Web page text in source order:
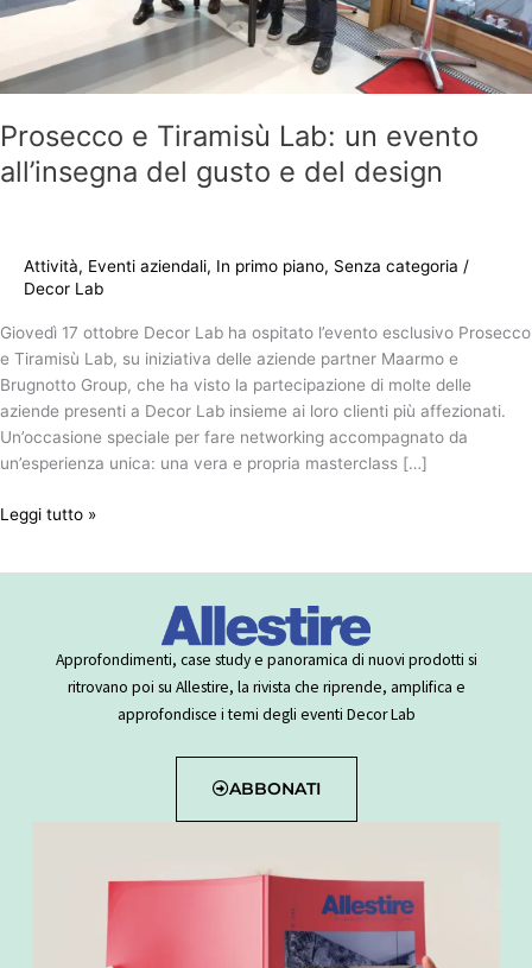
Prosecco e Tiramisù Lab: un evento
all’insegna del gusto e del design
Attività, Eventi aziendali, In primo piano, Senza categoria /
Decor Lab
Giovedì 17 ottobre Decor Lab ha ospitato l’evento esclusivo Prosecco
e Tiramisù Lab, su iniziativa delle aziende partner Maarmo e
Brugnotto Group, che ha visto la partecipazione di molte delle
aziende presenti a Decor Lab insieme ai loro clienti più affezionati.
Un’occasione speciale per fare networking accompagnato da
un’esperienza unica: una vera e propria masterclass […]
del
Leggi tutto »
Approfondimenti, case study e panoramica di nuovi prodotti si
ritrovano poi su Allestire, la rivista che riprende, amplifica e
approfondisce i temi degli eventi Decor Lab
ABBONATI